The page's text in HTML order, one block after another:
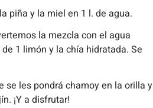
piña y la miel en 1 l. de agua.
la mezcla con el agua
1 limón y la chía hidratada. Se
se les pondrá chamoy en la orilla y
¡Y a disfrutar!